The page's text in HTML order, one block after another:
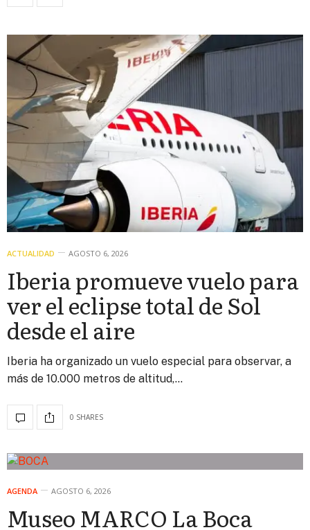
ACTUALIDAD AGOSTO 6, 2026
Iberia promueve vuelo para
ver el eclipse total de Sol
desde el aire
Iberia ha organizado un vuelo especial para observar, a
más de 10.000 metros de altitud,…
0 SHARES
AGENDA AGOSTO 6, 2026
Museo MARCO La Boca